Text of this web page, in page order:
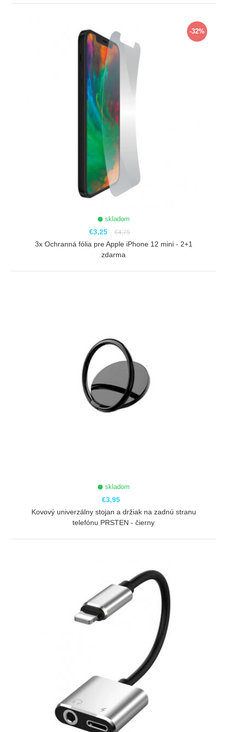
-32%
skladom
€3,25 €4,75
3x Ochranná fólia pre Apple iPhone 12 mini - 2+1
zdarma
skladom
€3,95
Kovový univerzálny stojan a držiak na zadnú stranu
telefónu PRSTEN - čierny